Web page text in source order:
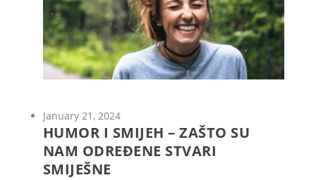
January 21, 2024
HUMOR I SMIJEH – ZAŠTO SU
NAM ODREĐENE STVARI
SMIJEŠNE